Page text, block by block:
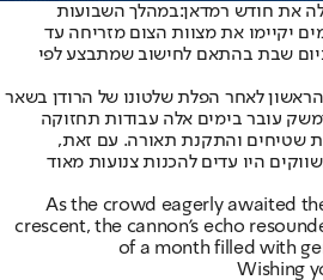
את חודש רמדאן:במהלך השבועות
יקיימו את מצוות הצום מזריחה עד
שבת בהתאם לחישוב שמתבצע לפי
לאחר הפלת שלטונו של הרודן בשאר
עובר בימים אלה עבודות תחזוקה
שטיחים והתקנת תאורה. עם זאת,
היו עדים להכנות צנועות מאוד
As the crowd eagerly awaited
crescent, the cannon’s echo
of a month filled with
Wishing